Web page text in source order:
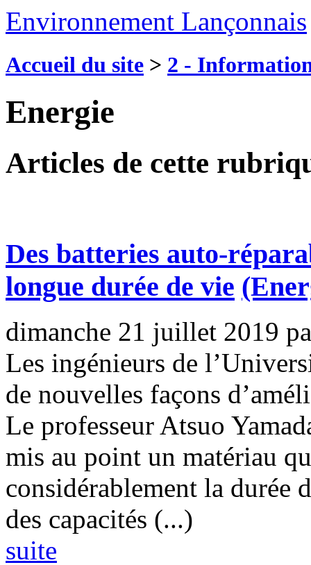
Environnement Lançonnais
Accueil du site > 2 -
Energie
Articles de cette
Des batteries auto-
longue durée de vie
dimanche 21 juillet 2019
Les ingénieurs de
de nouvelles façons
Le professeur Atsuo
mis au point un matériau
considérablement la durée
des capacités (...)
suite